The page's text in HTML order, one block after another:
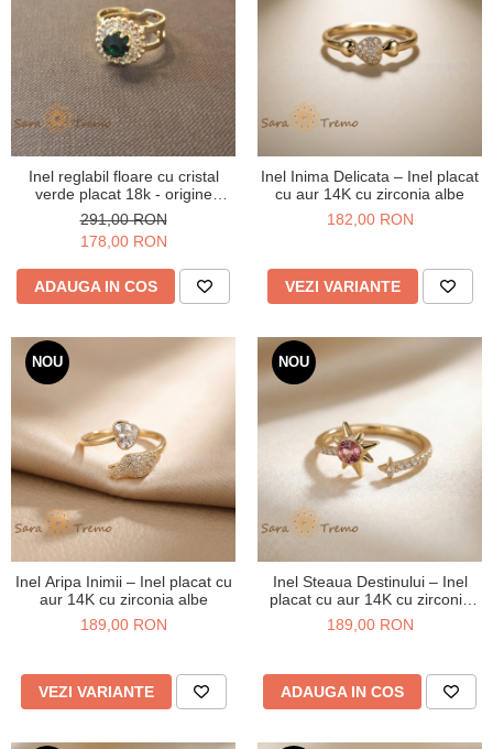
Inel reglabil floare cu cristal
verde placat 18k - origine
Brazilia
291,00 RON
178,00 RON
ADAUGA IN COS
Inel Inima Delicata – Inel placat
cu aur 14K cu zirconia albe
182,00 RON
VEZI VARIANTE
NOU
Inel Aripa Inimii – Inel placat cu
aur 14K cu zirconia albe
189,00 RON
VEZI VARIANTE
NOU
Inel Steaua Destinului – Inel
placat cu aur 14K cu zirconia
roz si albe
189,00 RON
ADAUGA IN COS